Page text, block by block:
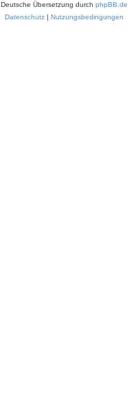
Deutsche Übersetzung durch phpBB.de
Datenschutz | Nutzungsbedingungen